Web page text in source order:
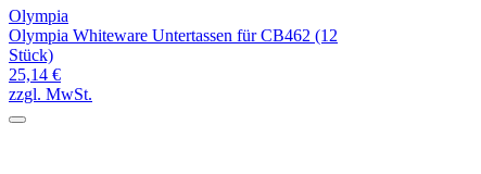
Olympia
Olympia Whiteware Untertassen für CB462 (12
Stück)
25,14 €
zzgl. MwSt.